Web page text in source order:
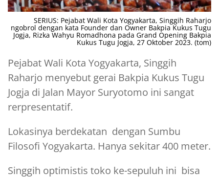
SERIUS: Pejabat Wali Kota Yogyakarta, Singgih Raharjo
ngobrol dengan kata Founder dan Owner Bakpia Kukus Tugu
Jogja, Rizka Wahyu Romadhona pada Grand Opening Bakpia
Kukus Tugu Jogja, 27 Oktober 2023. (tom)
Pejabat Wali Kota Yogyakarta, Singgih
Raharjo menyebut gerai Bakpia Kukus Tugu
Jogja di Jalan Mayor Suryotomo ini sangat
rerpresentatif.
Lokasinya berdekatan dengan Sumbu
Filosofi Yogyakarta. Hanya sekitar 400 meter.
Singgih optimistis toko ke-sepuluh ini bisa